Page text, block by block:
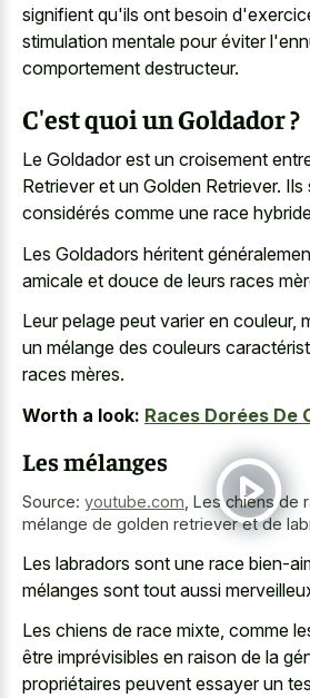
signifient qu'ils ont besoin
stimulation mentale pour éviter
comportement destructeur.
C'est quoi un Goldador ?
Le Goldador est un croisement
Retriever et un Golden Retriever.
considérés comme une race
Les Goldadors héritent
amicale et douce de leurs races
Leur pelage peut varier en couleur,
un mélange des couleurs
races mères.
Worth a look: Races Dorées De
Les mélanges
Source: youtube.com Les chiens de
mélange de golden retriever et de
Les labradors sont une race bien-
mélanges sont tout aussi
Les chiens de race mixte, comme
être imprévisibles en raison de la
propriétaires peuvent essayer un